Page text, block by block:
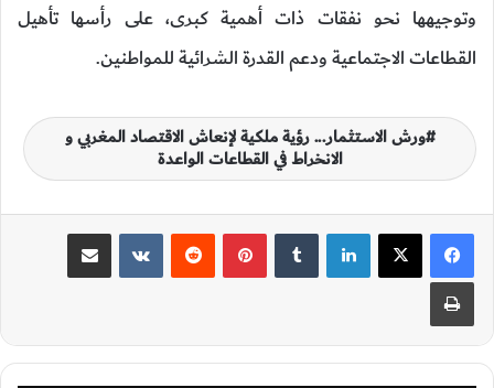
وتوجيهها نحو نفقات ذات أهمية كبرى، على رأسها تأهيل
القطاعات الاجتماعية ودعم القدرة الشرائية للمواطنين.
ورش الاستثمار... رؤية ملكية لإنعاش الاقتصاد المغربي و
الانخراط في القطاعات الواعدة
لينكدإن بينتيريست